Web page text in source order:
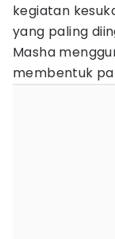
kegiatan
yang paling
Masha
membentuk